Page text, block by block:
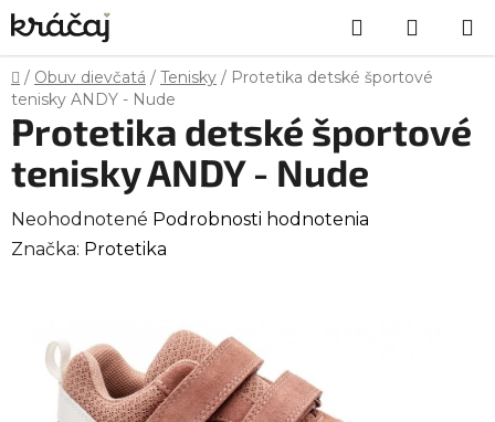
Prejsť
na
obsah
Hľadať
KOŠÍK
Domov
/ Obuv dievčatá / Tenisky / Protetika detské športové
tenisky ANDY - Nude
Protetika detské športové
tenisky ANDY - Nude
Priemerné
hodnotenie
Neohodnotené Podrobnosti hodnotenia
Značka: Protetika